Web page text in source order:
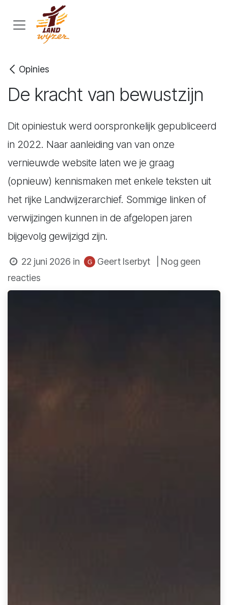
Overslaan naar inhoud
Opinies
De kracht van bewustzijn
Dit opiniestuk werd oorspronkelijk gepubliceerd
in 2022. Naar aanleiding van van onze
vernieuwde website laten we je graag
(opnieuw) kennismaken met enkele teksten uit
het rijke Landwijzerarchief. Sommige linken of
verwijzingen kunnen in de afgelopen jaren
bijgevolg gewijzigd zijn.
22 juni 2026 in Geert Iserbyt
| Nog geen
reacties